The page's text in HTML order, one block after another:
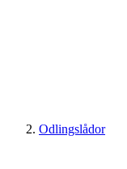
Odlingslådor